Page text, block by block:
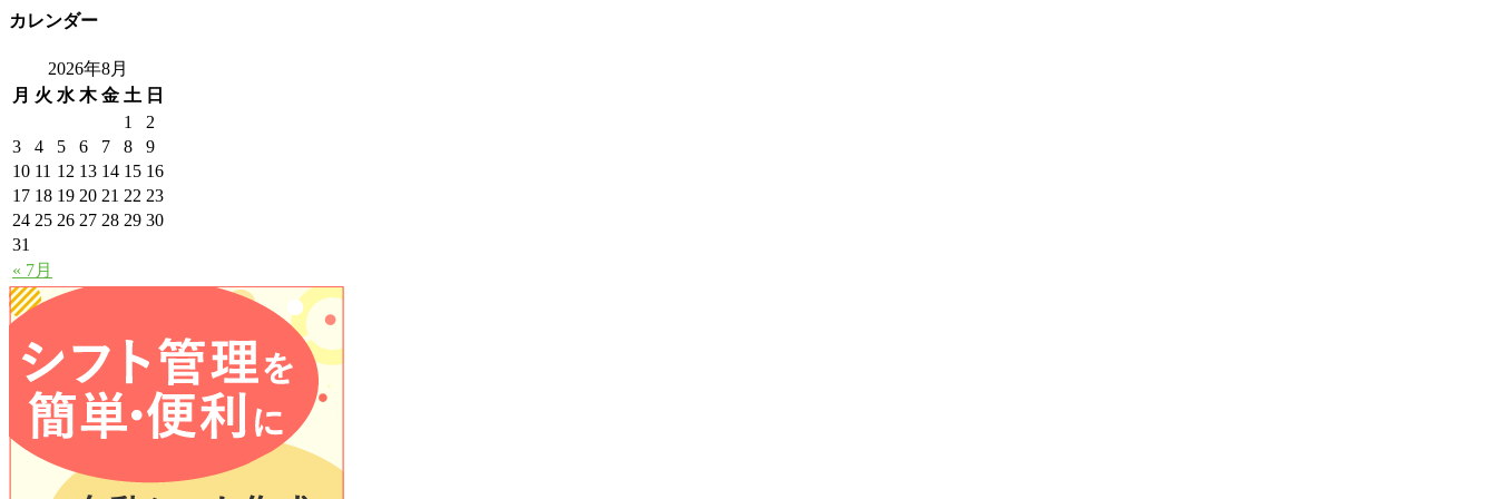
カレンダー
2026年8月
月 火 水 木 金 土 日
« 7月
1
2
3
4 5 6 7 8
9
10 11 12 13 14 15 16
17 18 19 20 21 22 23
24 25 26 27 28 29 30
31